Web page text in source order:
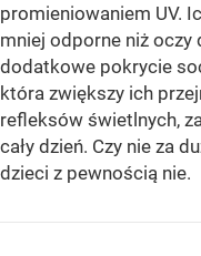
promieniowaniem UV.
mniej odporne niż oczy
dodatkowe pokrycie
która zwiększy ich
refleksów świetlnych,
cały dzień. Czy nie za
dzieci z pewnością nie.